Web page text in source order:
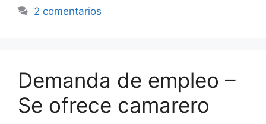
2 comentarios
Demanda de empleo –
Se ofrece camarero